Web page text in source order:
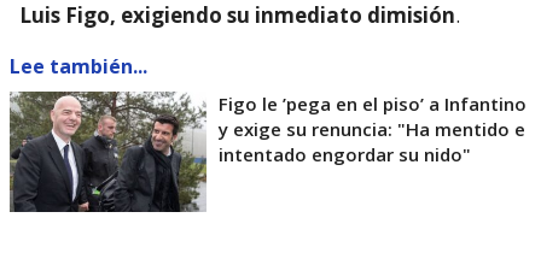
Luis Figo, exigiendo su inmediato dimisión.
Lee también...
Figo le ’pega en el piso’ a Infantino
y exige su renuncia: "Ha mentido e
intentado engordar su nido"